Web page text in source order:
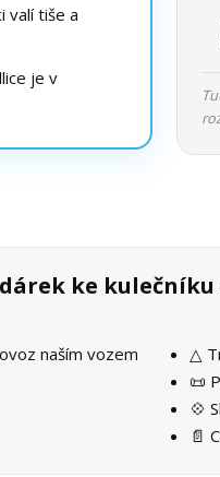
valí tiše a
je v
ke kulečníku
naším vozem
△
📜
💠
📄